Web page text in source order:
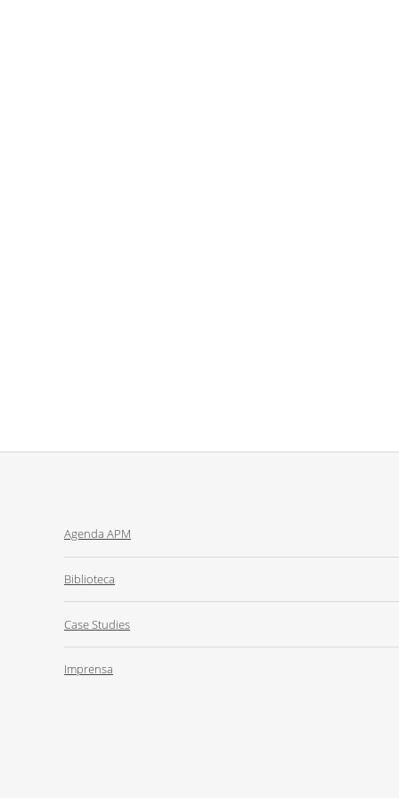
Agenda APM
Biblioteca
Case Studies
Imprensa